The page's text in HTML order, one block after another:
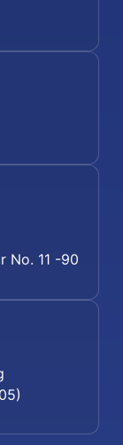
No. 11 -90